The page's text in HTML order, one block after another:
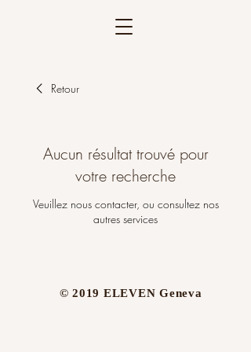
Retour
Aucun résultat trouvé pour
votre recherche
Veuillez nous contacter, ou consultez nos
autres services
​© 2019 ELEVEN Geneva